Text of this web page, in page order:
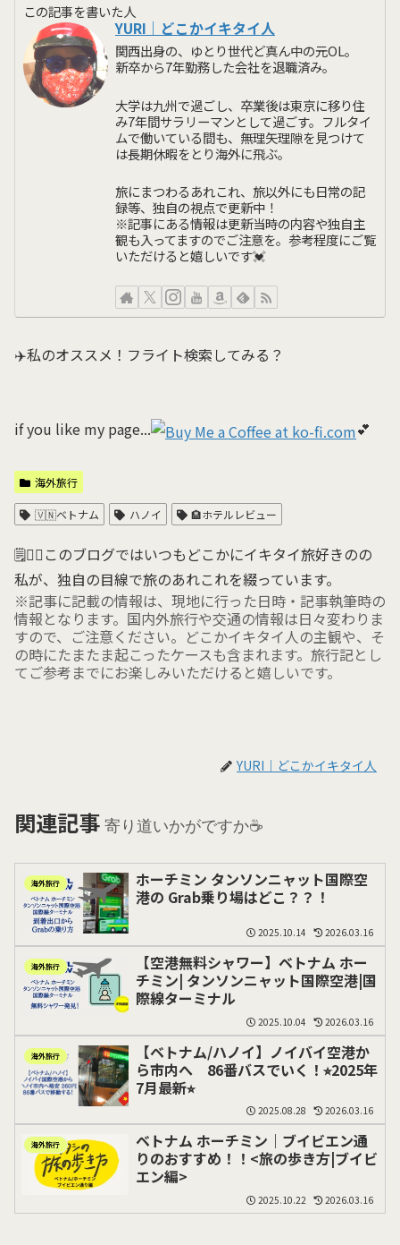
この記事を書いた人
YURI｜どこかイキタイ人
関西出身の、ゆとり世代ど真ん中の元OL。
新卒から7年勤務した会社を退職済み。
大学は九州で過ごし、卒業後は東京に移り住
み7年間サラリーマンとして過ごす。フルタイ
ムで働いている間も、無理矢理隙を見つけて
は長期休暇をとり海外に飛ぶ。
旅にまつわるあれこれ、旅以外にも日常の記
録等、独自の視点で更新中！
※記事にある情報は更新当時の内容や独自主
観も入ってますのでご注意を。参考程度にご覧
いただけると嬉しいです💓
✈️私のオススメ！フライト検索してみる？
if you like my page... 💕
海外旅行
🇻🇳ベトナム ハノイ 🏨ホテルレビュー
🗒💁‍♀️このブログではいつもどこかにイキタイ旅好きのの
私が、独自の目線で旅のあれこれを綴っています。
※記事に記載の情報は、現地に行った日時・記事執筆時の
情報となります。国内外旅行や交通の情報は日々変わりま
すので、ご注意ください。どこかイキタイ人の主観や、そ
の時にたまたま起こったケースも含まれます。旅行記とし
てご参考までにお楽しみいただけると嬉しいです。
YURI｜どこかイキタイ人
関連記事 寄り道いかがですか☕️
海外旅行
ホーチミン タンソンニャット国際空
港の Grab乗り場はどこ？？！
2025.10.14 2026.03.16
海外旅行
【空港無料シャワー】ベトナム ホー
チミン| タンソンニャット国際空港|国
際線ターミナル
2025.10.04 2026.03.16
海外旅行
【ベトナム/ハノイ】ノイバイ空港か
ら市内へ 86番バスでいく！⭐︎2025年
7月最新⭐︎
2025.08.28 2026.03.16
海外旅行
ベトナム ホーチミン｜ブイビエン通
りのおすすめ！！<旅の歩き方|ブイビ
エン編>
2025.10.22 2026.03.16